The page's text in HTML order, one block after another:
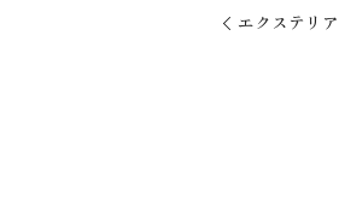
エクステリ